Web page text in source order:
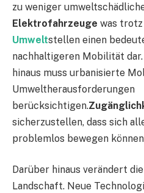
zu weniger
Elektrofahrzeuge was
Umweltstellen einen
nachhaltigeren Mobilität
hinaus muss urbanisierte
Umweltherausforderungen
berücksichtigen.
sicherzustellen, dass sich
problemlos bewegen
Darüber hinaus verändert
Landschaft. Neue